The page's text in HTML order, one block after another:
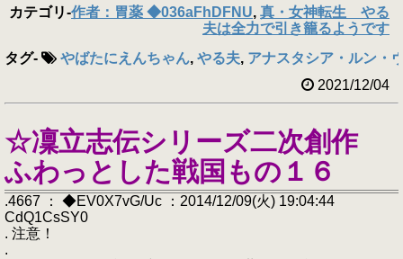
カテゴリ-作者：胃薬 ◆036aFhDFNU, 真・女神転生 やる
夫は全力で引き籠るようです
タグ- やばたにえんちゃん, やる夫, アナスタシア・ルン・
2021/12/04
☆凜立志伝シリーズ二次創作
ふわっとした戦国もの１６
.4667 ： ◆EV0X7vG/Uc ：2014/12/09(火) 19:04:44
CdQ1CsSY0
. 注意！
.